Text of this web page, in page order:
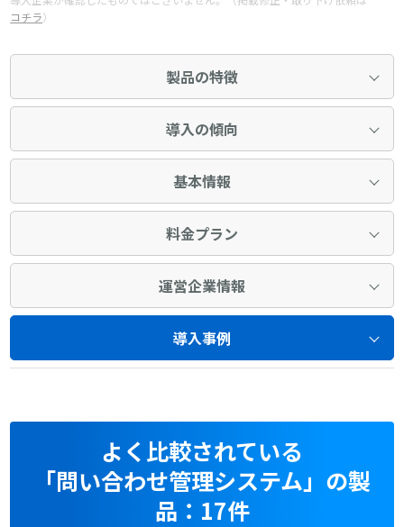
コチラ）
製品の特徴
導入の傾向
基本情報
料金プラン
運営企業情報
導入事例
よく比較されている
「問い合わせ管理システム」の製
品：17件